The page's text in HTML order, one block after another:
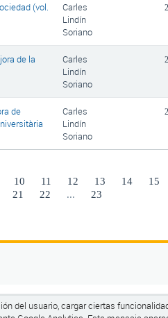
(vol.
Carles
Lindín
Soriano
de la
Carles
Lindín
Soriano
de
Carles
Lindín
Soriano
10 11 12 13 14 15
21 22 ... 23
del usuario, cargar ciertas